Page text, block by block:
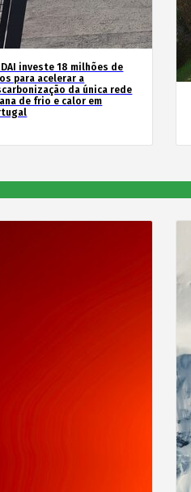
investe 18 milhões de
para acelerar a
da única rede
de frio e calor em